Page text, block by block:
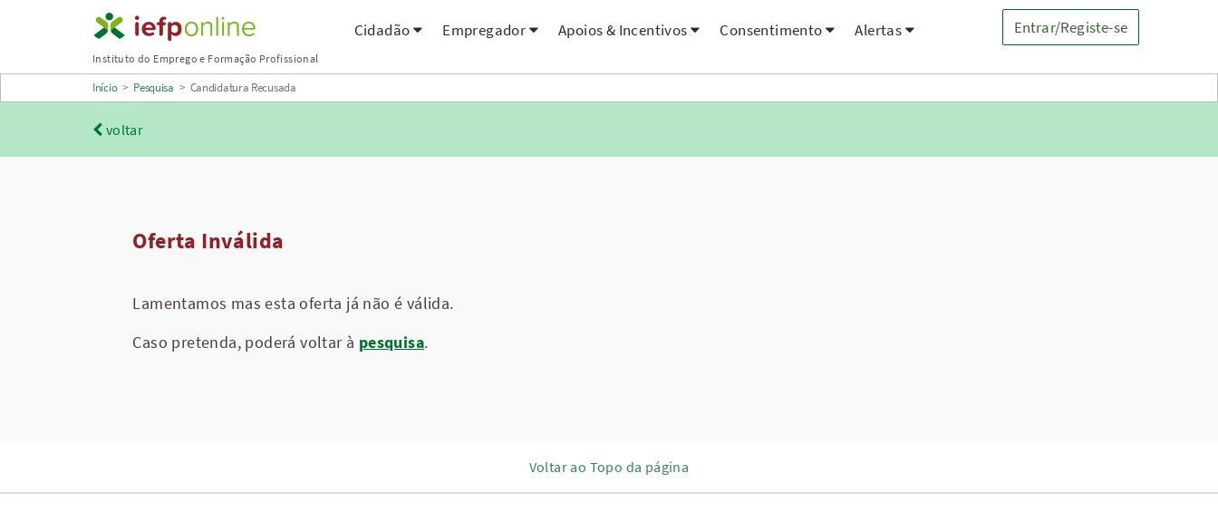
Instituto do Emprego e Formação Profissional
Entrar/Registe-se
Cidadão Empregador Apoios & Incentivos Consentimento Alertas
Início > Pesquisa > Candidatura Recusada
voltar
Oferta Inválida
Lamentamos mas esta oferta já não é válida.
Caso pretenda, poderá voltar à pesquisa.
Voltar ao Topo da página